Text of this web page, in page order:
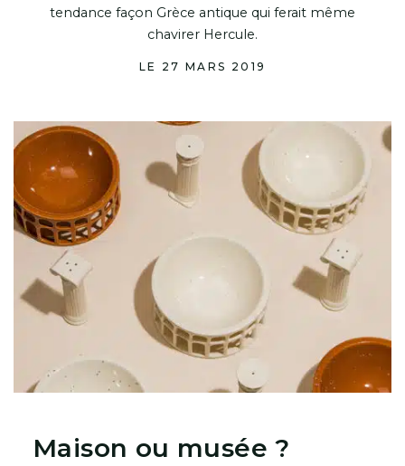
tendance façon Grèce antique qui ferait même
chavirer Hercule.
LE 27 MARS 2019
Maison ou musée ?